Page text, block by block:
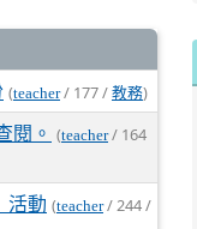
(teacher/ 177 / 教務)
閱。 (teacher/ 164
活動 (teacher/ 244 /